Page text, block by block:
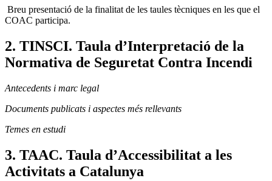
Breu presentació de la finalitat de les taules tècniques en les que el
COAC participa.
2. TINSCI. Taula d’Interpretació de la
Normativa de Seguretat Contra Incendi
Antecedents i marc legal
Documents publicats i aspectes més rellevants
Temes en estudi
3. TAAC. Taula d’Accessibilitat a les
Activitats a Catalunya